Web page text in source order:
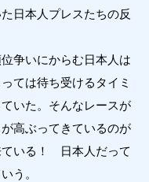
日本人プレスたちの反
争いにからむ日本人は
ては待ち受けるタイミ
いた。そんなレースが
高ぶってきているのが
ている！ 日本人だって
う。